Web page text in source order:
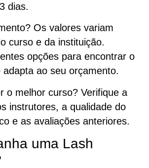
dias.
Os valores variam
curso e da instituição.
opções para encontrar o
ao seu orçamento.
o melhor curso? Verifique a
instrutores, a qualidade do
e as avaliações anteriores.
uma Lash